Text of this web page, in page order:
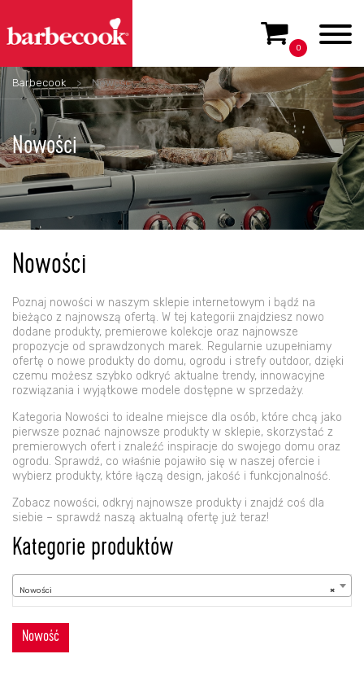
0
Barbecook > Nowości
Nowości
Nowości
Poznaj nowości w naszym sklepie internetowym i bądź na
bieżąco z najnowszą ofertą. W tej kategorii znajdziesz nowo
dodane produkty, premierowe kolekcje oraz najnowsze
propozycje od sprawdzonych marek. Regularnie uzupełniamy
ofertę o nowe produkty do domu, ogrodu i strefy outdoor, dzięki
czemu możesz szybko odkryć aktualne trendy, innowacyjne
rozwiązania i wyjątkowe modele dostępne w sprzedaży.
Kategoria Nowości to idealne miejsce dla osób, które chcą jako
pierwsze poznać najnowsze produkty w sklepie, skorzystać z
premierowych ofert i znaleźć inspiracje do swojego domu oraz
ogrodu. Sprawdź, co właśnie pojawiło się w naszej ofercie i
wybierz produkty, które łączą design, jakość i funkcjonalność.
Zobacz nowości, odkryj najnowsze produkty i znajdź coś dla
siebie – sprawdź naszą aktualną ofertę już teraz!
Kategorie produktów
×
Nowości
Nowości